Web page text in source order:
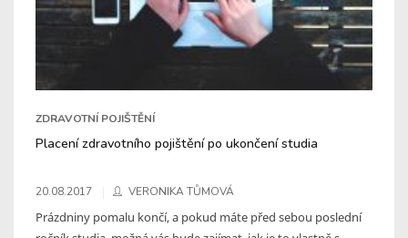
ZDRAVOTNÍ POJIŠTĚNÍ
Placení zdravotního pojištění po ukončení studia
20.08.2017 VERONIKA TŮMOVÁ
Prázdniny pomalu končí, a pokud máte před sebou poslední